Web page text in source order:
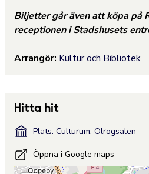
Biljetter går även att köpa på
receptionen i Stadshusets
Arrangör: Kultur och Bibliotek
Hitta hit
Plats: Culturum, Olrogsalen
Öppna i Google maps